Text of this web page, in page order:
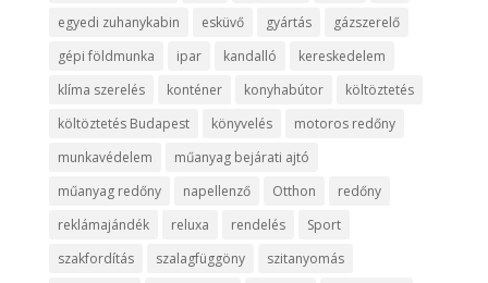
egyedi zuhanykabin
esküvő gyártás
gázszerelő
gépi földmunka
ipar kandalló
kereskedelem
klíma szerelés
konténer konyhabútor
költöztetés
költöztetés Budapest
könyvelés
motoros redőny
munkavédelem
műanyag bejárati ajtó
műanyag redőny
napellenző Otthon
redőny
reklámajándék
reluxa rendelés
Sport
szakfordítás
szalagfüggöny szitanyomás